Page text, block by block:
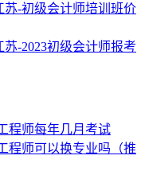
-初级会计师培训班价
-2023初级会计师报考
程师每年几月考试
程师可以换专业吗（推